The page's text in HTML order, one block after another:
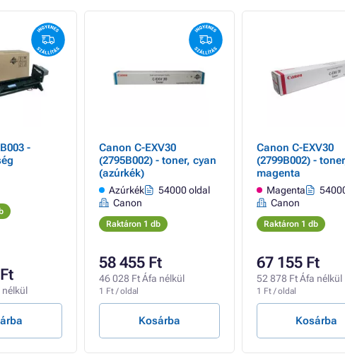
-
nélkül
Canon C-EXV30
(2795B002) - toner, cyan
(azúrkék)
Azúrkék
54000 oldal
Canon
Raktáron 1 db
58 455 Ft
46 028 Ft Áfa nélkül
1 Ft / oldal
Kosárba
Canon C-EXV30
(2799B002) -
magenta
Magenta
Canon
Raktáron 1 db
67 155 Ft
52 878 Ft Áfa nélkül
1 Ft / oldal
Kosárba